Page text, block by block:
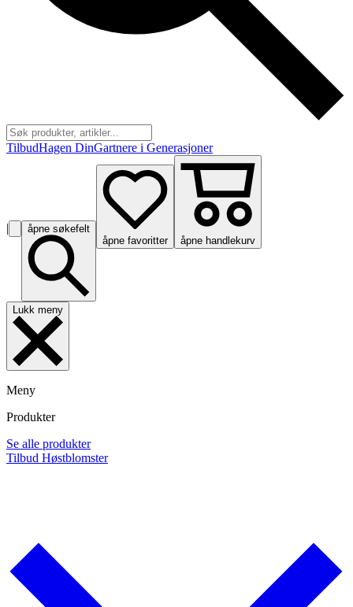
TilbudHagen DinGartnere i Generasjoner
|
åpne søkefelt
åpne favoritter
åpne handlekurv
Lukk meny
Meny
Produkter
Se alle produkter
Tilbud Høstblomster